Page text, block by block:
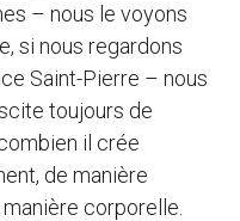
– nous le voyons
si nous regardons
Saint-Pierre – nous
toujours de
il crée
de manière
corporelle.